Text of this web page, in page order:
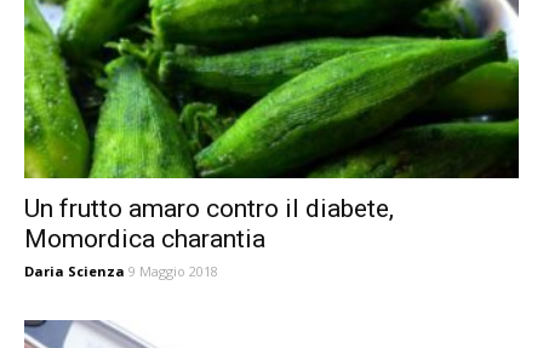
Un frutto amaro contro il diabete,
Momordica charantia
Daria Scienza 9 Maggio 2018